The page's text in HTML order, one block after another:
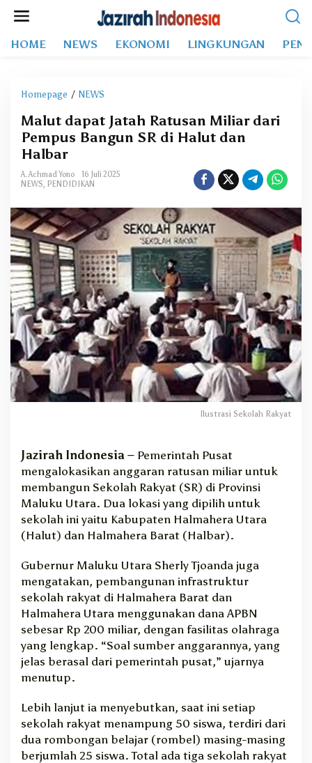
HOME NEWS EKONOMI LINGKUNGAN
Homepage / NEWS
l
u
a
a
t
J
a
t
a
h
R
a
t
u
s
a
n
M
a
r
d
a
i
P
m
p
u
s
n
g
S
R
d
Malut dapat Jatah Ratusan Miliar dari
Pempus Bangun SR di Halut dan
Halbar
A. Achmad Yono
16 Juli 2025
NEWS, PENDIDIKAN
Ilustrasi Sekolah Rakyat
Jazirah Indonesia – Pemerintah Pusat
mengalokasikan anggaran ratusan miliar untuk
membangun Sekolah Rakyat (SR) di Provinsi
Maluku Utara. Dua lokasi yang dipilih untuk
sekolah ini yaitu Kabupaten Halmahera Utara
(Halut) dan Halmahera Barat (Halbar).
Gubernur Maluku Utara Sherly Tjoanda juga
mengatakan, pembangunan infrastruktur
sekolah rakyat di Halmahera Barat dan
Halmahera Utara menggunakan dana APBN
sebesar Rp 200 miliar, dengan fasilitas olahraga
yang lengkap. “Soal sumber anggarannya, yang
jelas berasal dari pemerintah pusat,” ujarnya
menutup.
Lebih lanjut ia menyebutkan, saat ini setiap
sekolah rakyat menampung 50 siswa, terdiri dari
dua rombongan belajar (rombel) masing-masing
berjumlah 25 siswa. Total ada tiga sekolah rakyat